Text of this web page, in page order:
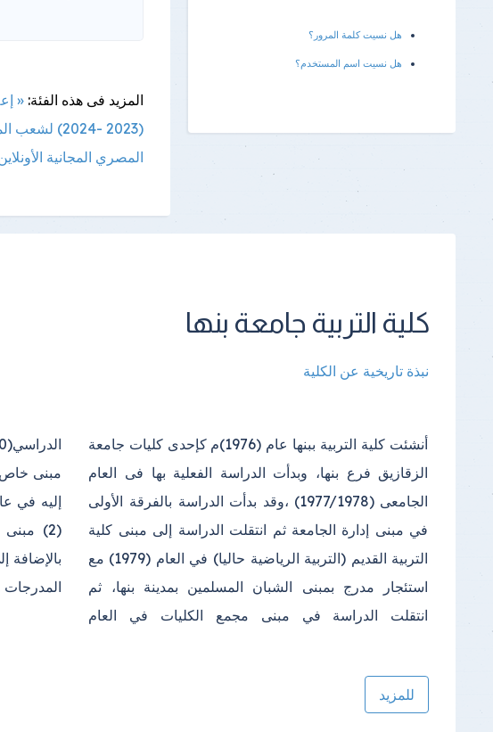
المزيد فى هذه الفئة: «
(2023 -2024) لشعب المستوى الثاني
المصري المجانية
هل نسيت كلمة المرور؟
هل نسيت اسم المستخدم؟
كلية التربية جامعة بنها
نبذة تاريخية عن الكلية
أنشئت كلية التربية ببنها عام (1976)م كإحدى كليات جامعة
الزقازيق فرع بنها، وبدأت الدراسة الفعلية بها فى العام
الجامعى (1977/1978) ،وقد بدأت الدراسة بالفرقة الأولى
في مبنى إدارة الجامعة ثم انتقلت الدراسة إلى مبنى كلية
التربية القديم (التربية الرياضية حاليا) في العام (1979) مع
استئجار مدرج بمبنى الشبان المسلمين بمدينة بنها، ثم
انتقلت الدراسة في مبنى مجمع الكليات في العام
الدراسي(2000) واستمرت الدراسة فيه إلى أن تم إنشاء
مبنى خاص بالكلية في مجمع الكليات بكفر سعد وتم الانتقال
إليه في عام (2013)؛ ويتكون المكان الجديد للكلية من عدد
(2) مبنى الأول المبنى الإداري ويتكون من (4 ) طوابق
بالإضافة إلى الطابق الأرضي والبدروم، والمبنى الثاني مبنى
المدرجات
للمزيد